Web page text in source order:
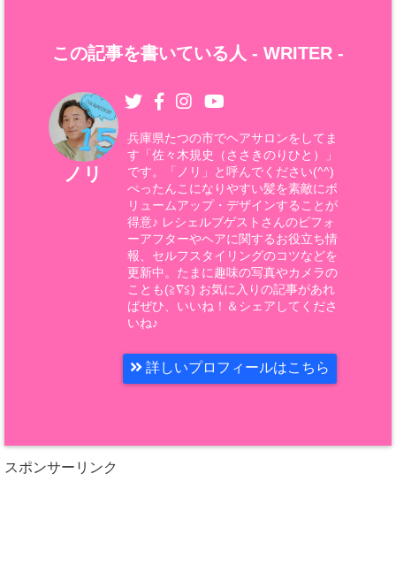
この記事を書いている人 - WRITER -
ノリ
兵庫県たつの市でヘアサロンをしてま
す「佐々木規史（ささきのりひと）」
です。「ノリ」と呼んでください(^^)
ぺったんこになりやすい髪を素敵にボ
リュームアップ・デザインすることが
得意♪ レシェルブゲストさんのビフォ
ーアフターやヘアに関するお役立ち情
報、セルフスタイリングのコツなどを
更新中。たまに趣味の写真やカメラの
ことも(≧∇≦) お気に入りの記事があれ
ばぜひ、いいね！＆シェアしてくださ
いね♪
詳しいプロフィールはこちら
スポンサーリンク